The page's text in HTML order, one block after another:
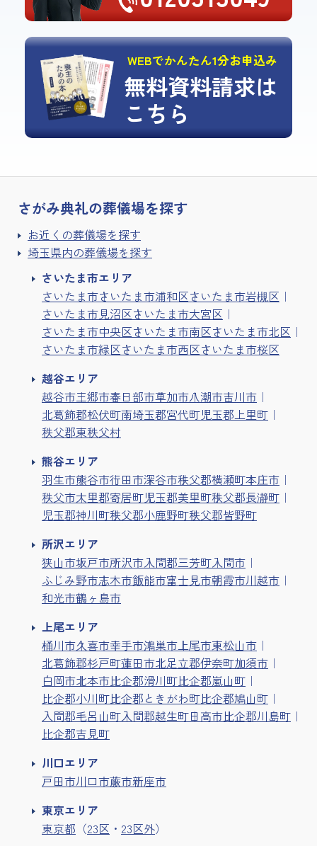
WEBでかんたん1分お申込み
無料資料請求は
こちら
さがみ典礼の葬儀場を探す
お近くの葬儀場を探す
埼玉県内の葬儀場を探す
さいたま市エリア
さいたま市さいたま市浦和区さいたま市岩槻区
さいたま市見沼区さいたま市大宮区
さいたま市中央区さいたま市南区さいたま市北区
さいたま市緑区さいたま市西区さいたま市桜区
越谷エリア
越谷市三郷市春日部市草加市八潮市吉川市
北葛飾郡松伏町南埼玉郡宮代町児玉郡上里町
秩父郡東秩父村
熊谷エリア
羽生市熊谷市行田市深谷市秩父郡横瀬町本庄市
秩父市大里郡寄居町児玉郡美里町秩父郡長瀞町
児玉郡神川町秩父郡小鹿野町秩父郡皆野町
所沢エリア
狭山市坂戸市所沢市入間郡三芳町入間市
ふじみ野市志木市飯能市富士見市朝霞市川越市
和光市鶴ヶ島市
上尾エリア
桶川市久喜市幸手市鴻巣市上尾市東松山市
北葛飾郡杉戸町蓮田市北足立郡伊奈町加須市
白岡市北本市比企郡滑川町比企郡嵐山町
比企郡小川町比企郡ときがわ町比企郡鳩山町
入間郡毛呂山町入間郡越生町日高市比企郡川島町
比企郡吉見町
川口エリア
戸田市川口市蕨市新座市
東京エリア
東京都 （23区 ・ 23区外）